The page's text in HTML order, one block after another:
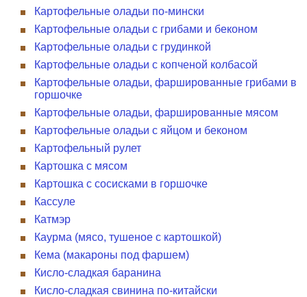
Картофельные оладьи по-мински
Картофельные оладьи с грибами и беконом
Картофельные оладьи с грудинкой
Картофельные оладьи с копченой колбасой
Картофельные оладьи, фаршированные грибами в
горшочке
Картофельные оладьи, фаршированные мясом
Картофельные оладьи с яйцом и беконом
Картофельный рулет
Картошка с мясом
Картошка с сосисками в горшочке
Кассуле
Катмэр
Каурма (мясо, тушеное с картошкой)
Кема (макароны под фаршем)
Кисло-сладкая баранина
Кисло-сладкая свинина по-китайски